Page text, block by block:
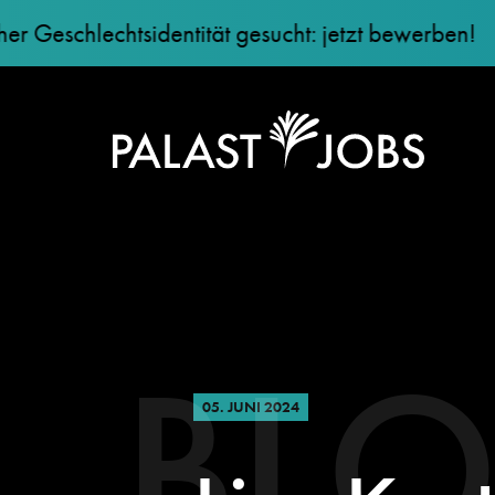
gesucht: jetzt bewerben!
05. JUNI 2024